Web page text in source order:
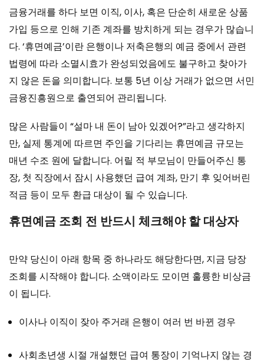
금융거래를 하다 보면 이직, 이사, 혹은 단순히 새로운 상품
가입 등으로 인해 기존 계좌를 방치하게 되는 경우가 많습니
다. ‘휴면예금’이란 은행이나 저축은행의 예금 중에서 관련
법령에 따라 소멸시효가 완성되었음에도 불구하고 찾아가
지 않은 돈을 의미합니다. 보통 5년 이상 거래가 없으면 서민
금융진흥원으로 출연되어 관리됩니다.
많은 사람들이 “설마 내 돈이 남아 있겠어?”라고 생각하지
만, 실제 통계에 따르면 주인을 기다리는 휴면예금 규모는
매년 수조 원에 달합니다. 어릴 적 부모님이 만들어주신 통
장, 첫 직장에서 잠시 사용했던 급여 계좌, 만기 후 잊어버린
적금 등이 모두 환급 대상이 될 수 있습니다.
휴면예금 조회 전 반드시 체크해야 할 대상자
만약 당신이 아래 항목 중 하나라도 해당한다면, 지금 당장
조회를 시작해야 합니다. 소액이라도 모이면 훌륭한 비상금
이 됩니다.
이사나 이직이 잦아 주거래 은행이 여러 번 바뀐 경우
사회초년생 시절 개설했던 급여 통장이 기억나지 않는 경